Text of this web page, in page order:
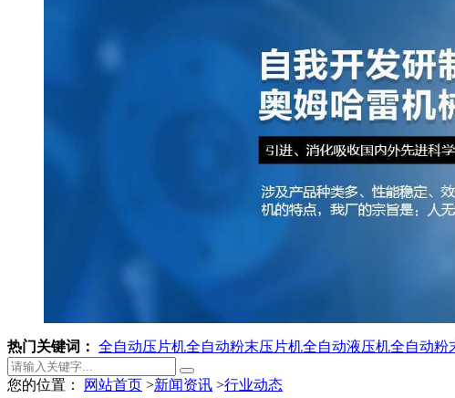
热门关键词： 全自动压片机全自动粉末压片机全自动液压机全自动粉
您的位置： 网站首页 >新闻资讯 >行业动态